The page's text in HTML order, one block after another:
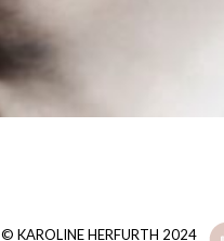
© KAROLINE HERFURTH 2024